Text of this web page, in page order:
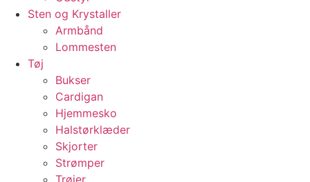
Sten og Krystaller
Armbånd
Lommesten
Tøj
Bukser
Cardigan
Hjemmesko
Halstørklæder
Skjorter
Strømper
Trøjer